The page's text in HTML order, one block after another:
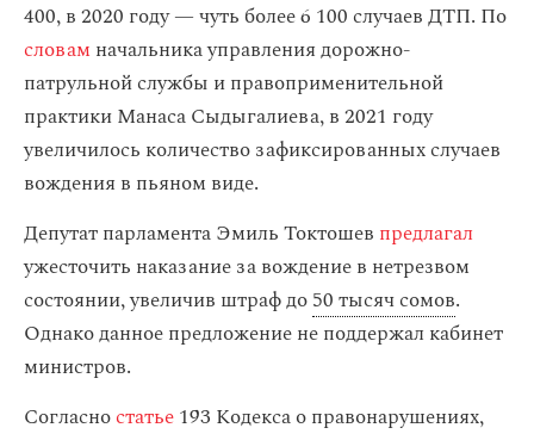
400, в 2020 году — чуть более 6 100 случаев ДТП. По
словам начальника управления дорожно-
патрульной службы и правоприменительной
практики Манаса Сыдыгалиева, в 2021 году
увеличилось количество зафиксированных случаев
вождения в пьяном виде.
Депутат парламента Эмиль Токтошев предлагал
ужесточить наказание за вождение в нетрезвом
состоянии, увеличив штраф до50 тысяч сомов.
Однако данное предложение не поддержал кабинет
министров.
Согласностатье193 Кодекса о правонарушениях,